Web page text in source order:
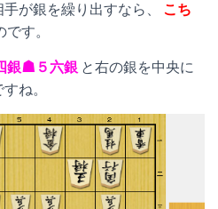
が銀を繰り出すなら、
こち
です。
銀☗５六銀 と右の銀を中央に
ね。